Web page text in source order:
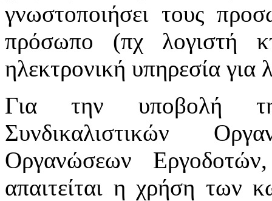
γνωστοποιήσει τους
πρόσωπο (πχ λογιστή
ηλεκτρονική υπηρεσία για
Για την υποβολή
Συνδικαλιστικών
Οργανώσεων
απαιτείται η χρήση των